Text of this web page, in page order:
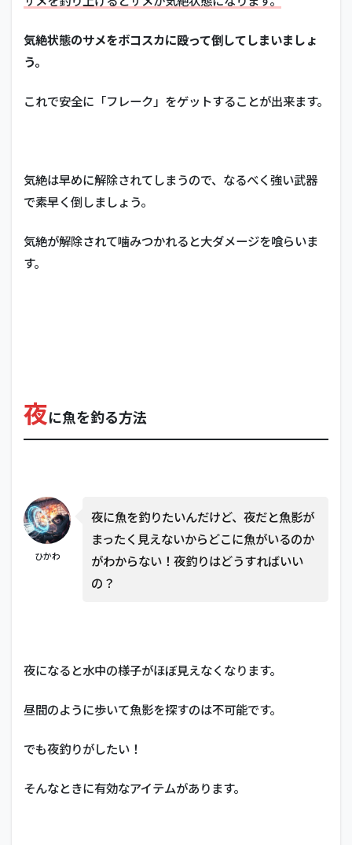
気絶状態のサメをボコスカに殴って倒してしまいましょ
う。
これで安全に「フレーク」をゲットすることが出来ます。
気絶は早めに解除されてしまうので、なるべく強い武器
で素早く倒しましょう。
気絶が解除されて噛みつかれると大ダメージを喰らいま
す。
夜に魚を釣る方法
ひかわ
夜に魚を釣りたいんだけど、夜だと魚影が
まったく見えないからどこに魚がいるのか
がわからない！夜釣りはどうすればいい
の？
夜になると水中の様子がほぼ見えなくなります。
昼間のように歩いて魚影を探すのは不可能です。
でも夜釣りがしたい！
そんなときに有効なアイテムがあります。